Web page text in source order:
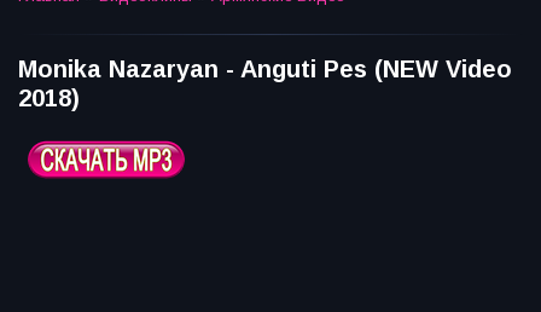
Monika Nazaryan - Anguti Pes (NEW Video
2018)